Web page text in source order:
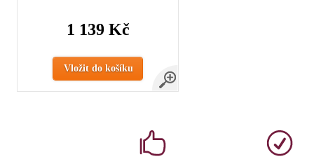
1 139 Kč
Vložit do košíku